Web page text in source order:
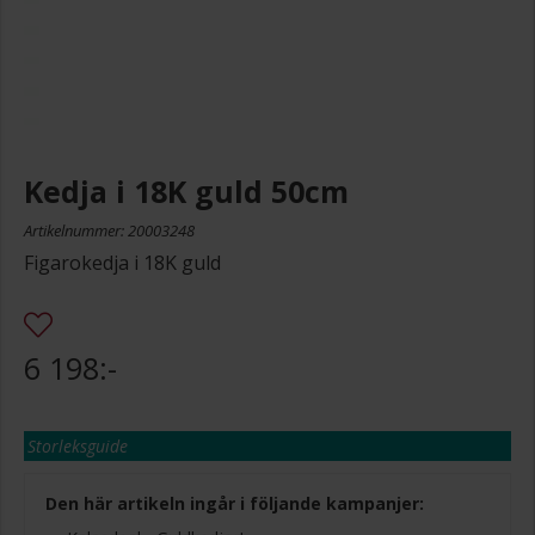
Kedja i 18K guld 50cm
Artikelnummer: 20003248
Figarokedja i 18K guld
6 198:-
Storleksguide
Den här artikeln ingår i följande kampanjer: